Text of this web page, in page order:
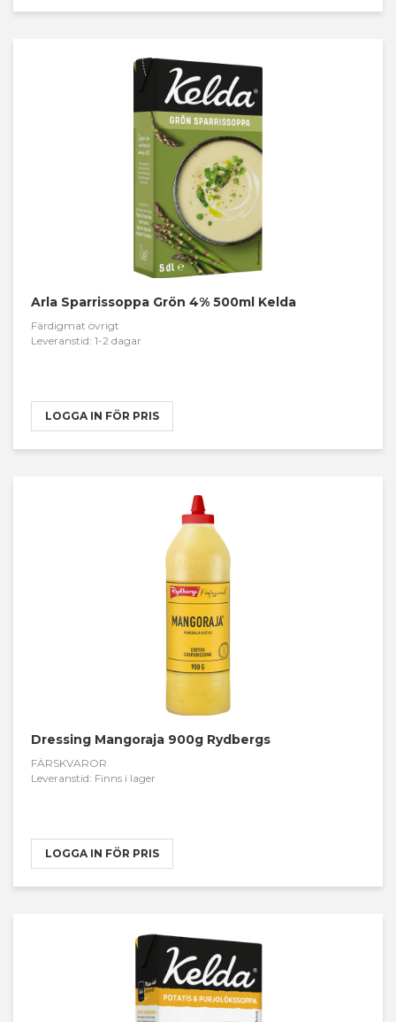
Arla Sparrissoppa Grön 4% 500ml Kelda
Färdigmat övrigt
Leveranstid: 1-2 dagar
LOGGA IN FÖR PRIS
Dressing Mangoraja 900g Rydbergs
FÄRSKVAROR
Leveranstid: Finns i lager
LOGGA IN FÖR PRIS